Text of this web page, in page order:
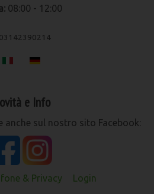
08:00 - 12:00
e Info
sul nostro sito Facebook:
& Privacy Login